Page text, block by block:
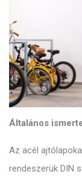
Általános
Az acél
rendeszerük DIN